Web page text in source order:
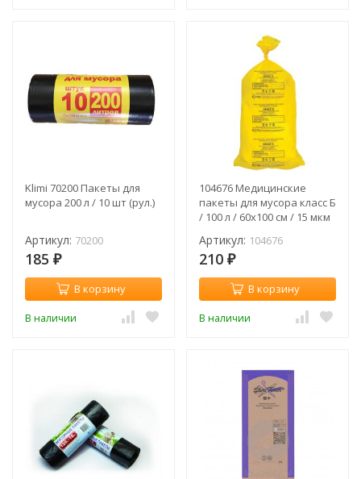
Klimi 70200 Пакеты для
мусора 200 л / 10 шт (рул.)
Артикул: 70200
185 ₽
В корзину
В наличии
104676 Медицинские
пакеты для мусора класс Б
/ 100 л / 60х100 см / 15 мкм
Артикул: 104676
210 ₽
В корзину
В наличии